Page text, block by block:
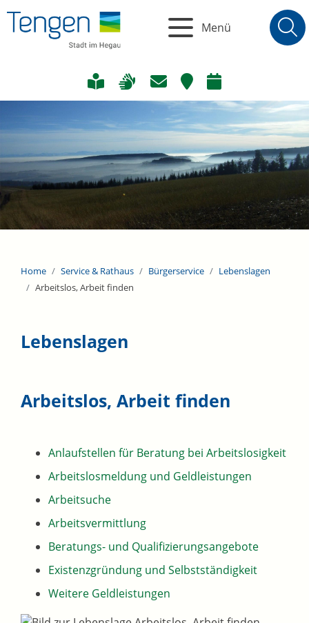
Menü
Home Service & Rathaus Bürgerservice
Lebenslagen
Arbeitslos, Arbeit finden
Lebenslagen
Arbeitslos, Arbeit finden
Anlaufstellen für Beratung bei Arbeitslosigkeit
Arbeitslosmeldung und Geldleistungen
Arbeitsuche
Arbeitsvermittlung
Beratungs- und Qualifizierungsangebote
Existenzgründung und Selbstständigkeit
Weitere Geldleistungen